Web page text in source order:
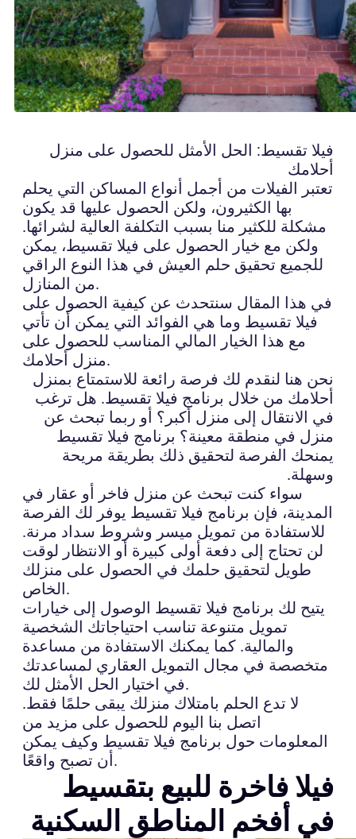
فيلا تقسيط: الحل الأمثل للحصول على منزل
أحلامك
تعتبر الفيلات من أجمل أنواع المساكن التي يحلم
بها الكثيرون، ولكن الحصول عليها قد يكون
مشكلة للكثير منا بسبب التكلفة العالية لشرائها.
ولكن مع خيار الحصول على فيلا تقسيط، يمكن
للجميع تحقيق حلم العيش في هذا النوع الراقي
من المنازل.
في هذا المقال سنتحدث عن كيفية الحصول على
فيلا تقسيط وما هي الفوائد التي يمكن أن تأتي
مع هذا الخيار المالي المناسب للحصول على
منزل أحلامك.
نحن هنا لنقدم لك فرصة رائعة للاستمتاع بمنزل
أحلامك من خلال برنامج فيلا تقسيط. هل ترغب
في الانتقال إلى منزل أكبر؟ أو ربما تبحث عن
منزل في منطقة معينة؟ برنامج فيلا تقسيط
يمنحك الفرصة لتحقيق ذلك بطريقة مريحة
وسهلة.
سواء كنت تبحث عن منزل فاخر أو عقار في
المدينة، فإن برنامج فيلا تقسيط يوفر لك الفرصة
للاستفادة من تمويل ميسر وشروط سداد مرنة.
لن تحتاج إلى دفعة أولى كبيرة أو الانتظار لوقت
طويل لتحقيق حلمك في الحصول على منزلك
الخاص.
يتيح لك برنامج فيلا تقسيط الوصول إلى خيارات
تمويل متنوعة تناسب احتياجاتك الشخصية
والمالية. كما يمكنك الاستفادة من مساعدة
متخصصة في مجال التمويل العقاري لمساعدتك
في اختيار الحل الأمثل لك.
لا تدع الحلم بامتلاك منزلك يبقى حلمًا فقط.
اتصل بنا اليوم للحصول على مزيد من
المعلومات حول برنامج فيلا تقسيط وكيف يمكن
أن تصبح واقعًا.
فيلا فاخرة للبيع بتقسيط
في أفخم المناطق السكنية